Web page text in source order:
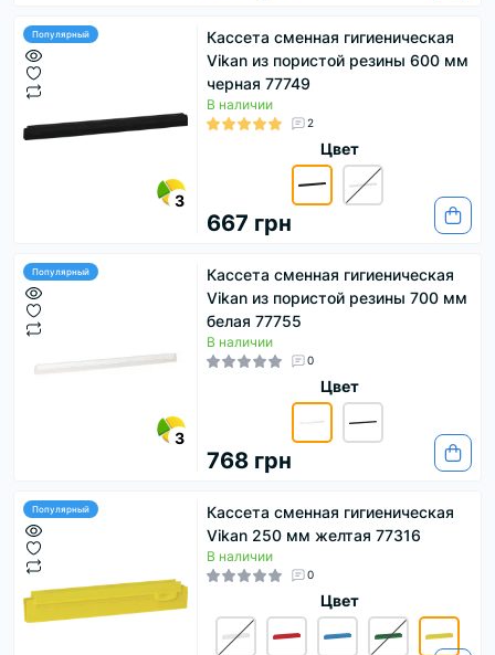
Популярный
3
Кассета сменная гигиеническая
Vikan из пористой резины 600 мм
черная 77749
В наличии
2
Цвет
667 грн
Популярный
3
Кассета сменная гигиеническая
Vikan из пористой резины 700 мм
белая 77755
В наличии
0
Цвет
768 грн
Популярный
Кассета сменная гигиеническая
Vikan 250 мм желтая 77316
В наличии
0
Цвет